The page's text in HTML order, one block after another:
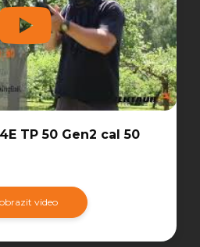
TP 50 Gen2 cal 50
video